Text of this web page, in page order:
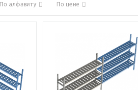
По алфавиту По цене